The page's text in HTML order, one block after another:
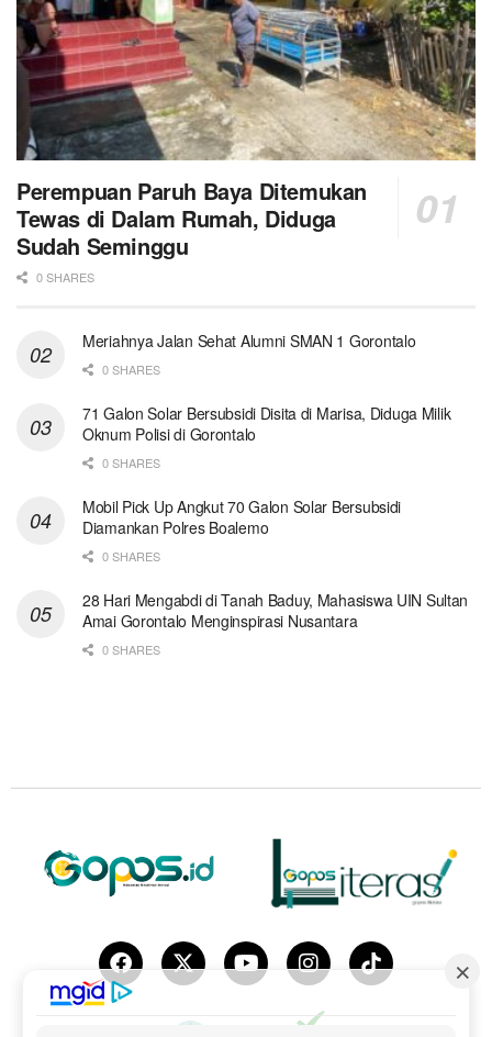
Perempuan Paruh Baya Ditemukan
Tewas di Dalam Rumah, Diduga
Sudah Seminggu
0 SHARES
Meriahnya Jalan Sehat Alumni SMAN 1 Gorontalo
0 SHARES
71 Galon Solar Bersubsidi Disita di Marisa, Diduga Milik
Oknum Polisi di Gorontalo
0 SHARES
Mobil Pick Up Angkut 70 Galon Solar Bersubsidi
Diamankan Polres Boalemo
0 SHARES
28 Hari Mengabdi di Tanah Baduy, Mahasiswa UIN Sultan
Amai Gorontalo Menginspirasi Nusantara
0 SHARES